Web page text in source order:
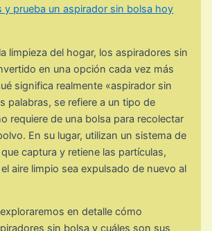
y prueba un aspirador sin bolsa hoy
limpieza del hogar, los aspiradores sin
en una opción cada vez más
significa realmente «aspirador sin
palabras, se refiere a un tipo de
requiere de una bolsa para recolectar
En su lugar, utilizan un sistema de
captura y retiene las partículas,
aire limpio sea expulsado de nuevo al
en detalle cómo
sin bolsa y cuáles son sus